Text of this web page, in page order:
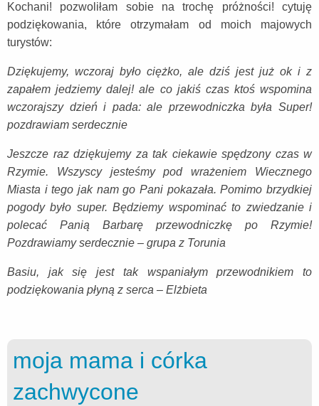
Kochani! pozwoliłam sobie na trochę próżności! cytuję
podziękowania, które otrzymałam od moich majowych
turystów:
Dziękujemy, wczoraj było ciężko, ale dziś jest już ok i z
zapałem jedziemy dalej! ale co jakiś czas ktoś wspomina
wczorajszy dzień i pada: ale przewodniczka była Super!
pozdrawiam serdecznie
Jeszcze raz dziękujemy za tak ciekawie spędzony czas w
Rzymie. Wszyscy jesteśmy pod wrażeniem Wiecznego
Miasta i tego jak nam go Pani pokazała. Pomimo brzydkiej
pogody było super. Będziemy wspominać to zwiedzanie i
polecać Panią Barbarę przewodniczkę po Rzymie!
Pozdrawiamy serdecznie – grupa z Torunia
Basiu, jak się jest tak wspaniałym przewodnikiem to
podziękowania płyną z serca – Elżbieta
moja mama i córka
zachwycone